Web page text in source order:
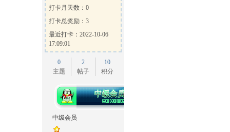
打卡月天数：0
打卡总奖励：3
最近打卡：2022-10-06
17:09:01
0
主题
2
帖子
10
积分
中级会员